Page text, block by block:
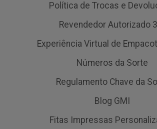
Política de Trocas e
Revendedor Autorizado
Experiência Virtual de
Números da Sorte
Regulamento Chave da
Blog GMI
Fitas Impressas